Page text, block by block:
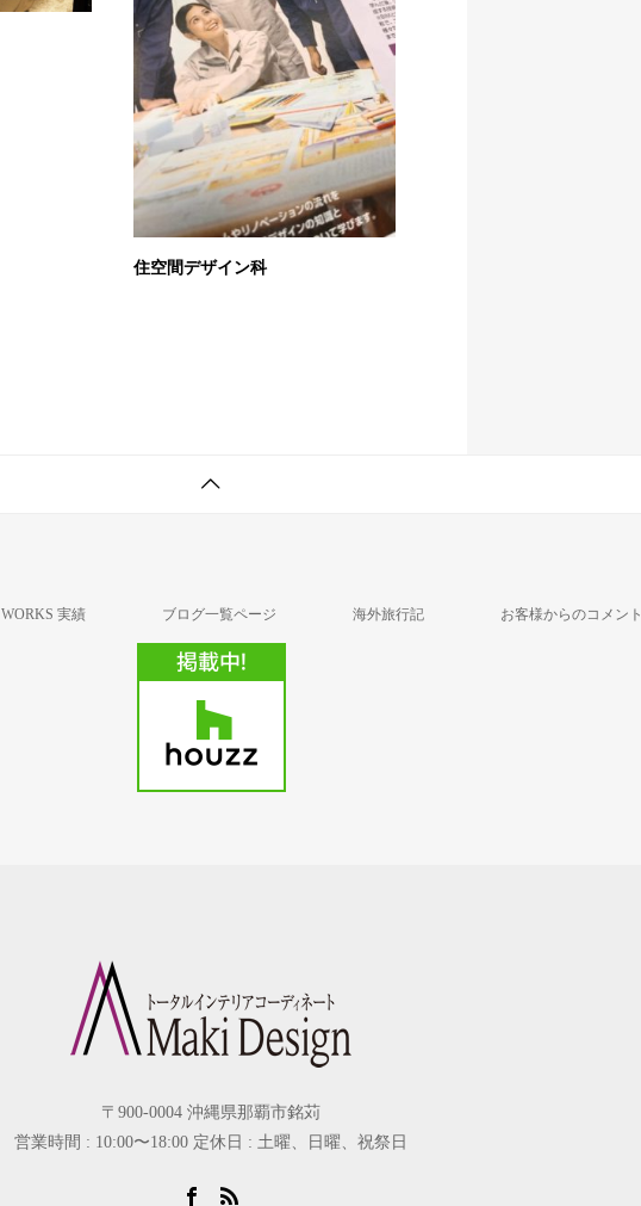
住空間デザイン科
WORKS 実績 ブログ一覧ページ 海外旅行記 お客様からのコメント
〒900-0004 沖縄県那覇市銘苅
営業時間 : 10:00〜18:00 定休日 : 土曜、日曜、祝祭日